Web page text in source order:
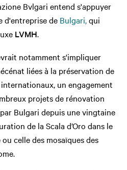
Bvlgari entend s'appuyer
d'entreprise de Bulgari,qui
LVMH.
notamment s'impliquer
liées à la préservation de
un engagement
projets de rénovation
Bulgari depuis une vingtaine
de la Scala d’Oro dans le
celle des mosaïques des